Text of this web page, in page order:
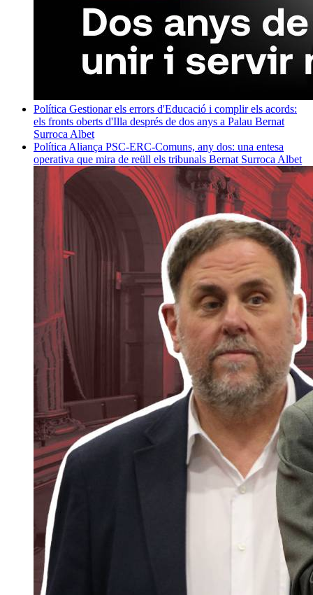
Política Gestionar els errors d'Educació i complir els acords:
els fronts oberts d'Illa després de dos anys a Palau Bernat
Surroca Albet
Política Aliança PSC-ERC-Comuns, any dos: una entesa
operativa que mira de reüll els tribunals Bernat Surroca Albet